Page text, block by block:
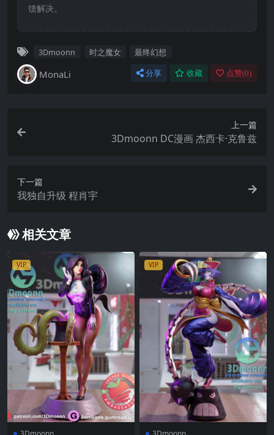
馈解决。
3Dmoonn 时之魔女 最终幻想
MonaLi 分享 收藏 点赞(0)
上一篇
3Dmoonn DC漫画 杰西卡·克鲁兹
下一篇
我独自升级 程肖宇
相关文章
VIP VIP